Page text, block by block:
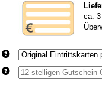
ca. 3